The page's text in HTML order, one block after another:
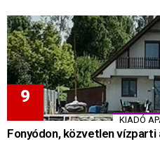
KIADÓ
Fonyódon, közvetlen